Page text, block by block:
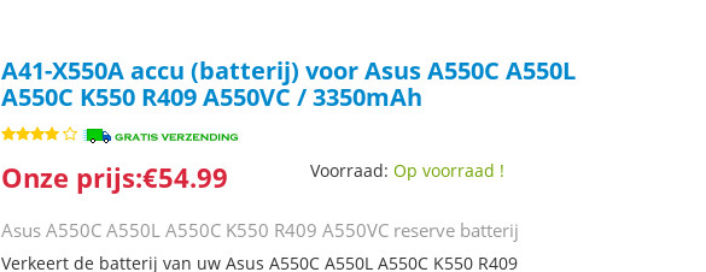
A41-X550A accu (batterij) voor Asus A550C A550L
A550C K550 R409 A550VC / 3350mAh
Onze prijs:€54.99 Voorraad:Op voorraad !
Asus A550C A550L A550C K550 R409 A550VC reserve batterij
Verkeert de batterij van uw Asus A550C A550L A550C K550 R409